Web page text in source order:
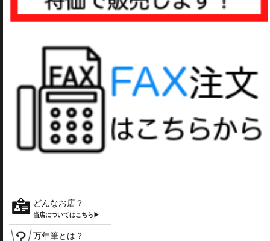
どんなお店？
当店についてはこちら▶
万年筆とは？